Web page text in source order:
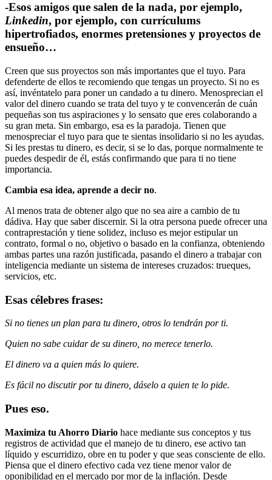
-Esos amigos que salen de la nada, por ejemplo,
Linkedin, por ejemplo, con currículums
hipertrofiados, enormes pretensiones y proyectos de
ensueño…
Creen que sus proyectos son más importantes que el tuyo. Para
defenderte de ellos te recomiendo que tengas un proyecto. Si no es
así, invéntatelo para poner un candado a tu dinero. Menosprecian el
valor del dinero cuando se trata del tuyo y te convencerán de cuán
pequeñas son tus aspiraciones y lo sensato que eres colaborando a
su gran meta. Sin embargo, esa es la paradoja. Tienen que
menospreciar el tuyo para que te sientas insolidario si no les ayudas.
Si les prestas tu dinero, es decir, si se lo das, porque normalmente te
puedes despedir de él, estás confirmando que para ti no tiene
importancia.
Cambia esa idea, aprende a decir no.
Al menos trata de obtener algo que no sea aire a cambio de tu
dádiva. Hay que saber discernir. Si la otra persona puede ofrecer una
contraprestación y tiene solidez, incluso es mejor estipular un
contrato, formal o no, objetivo o basado en la confianza, obteniendo
ambas partes una razón justificada, pasando el dinero a trabajar con
inteligencia mediante un sistema de intereses cruzados: trueques,
servicios, etc.
Esas célebres frases:
Si no tienes un plan para tu dinero, otros lo tendrán por ti.
Quien no sabe cuidar de su dinero, no merece tenerlo.
El dinero va a quien más lo quiere.
Es fácil no discutir por tu dinero, dáselo a quien te lo pide.
Pues eso.
Maximiza tu Ahorro Diario hace mediante sus conceptos y tus
registros de actividad que el manejo de tu dinero, ese activo tan
líquido y escurridizo, obre en tu poder y que seas consciente de ello.
Piensa que el dinero efectivo cada vez tiene menor valor de
oponibilidad en el mercado por mor de la inflación. Desde